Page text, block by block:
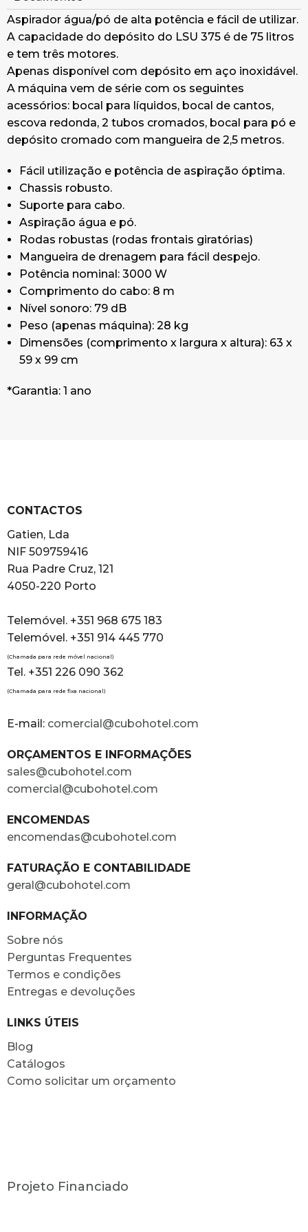
Aspirador água/pó de alta potência e fácil de utilizar.
A capacidade do depósito do LSU 375 é de 75 litros
e tem três motores.
Apenas disponível com depósito em aço inoxidável.
A máquina vem de série com os seguintes
acessórios: bocal para líquidos, bocal de cantos,
escova redonda, 2 tubos cromados, bocal para pó e
depósito cromado com mangueira de 2,5 metros.
Fácil utilização e potência de aspiração óptima.
Chassis robusto.
Suporte para cabo.
Aspiração água e pó.
Rodas robustas (rodas frontais giratórias)
Mangueira de drenagem para fácil despejo.
Potência nominal: 3000 W
Comprimento do cabo: 8 m
Nível sonoro: 79 dB
Peso (apenas máquina): 28 kg
Dimensões (comprimento x largura x altura): 63 x
59 x 99 cm
*Garantia: 1 ano
CONTACTOS
Gatien, Lda
NIF 509759416
Rua Padre Cruz, 121
4050-220 Porto
Telemóvel. +351 968 675 183
Telemóvel. +351 914 445 770
(Chamada para rede móvel nacional)
Tel. +351 226 090 362
(Chamada para rede fixa nacional)
E-mail: comercial@cubohotel.com
ORÇAMENTOS E INFORMAÇÕES
sales@cubohotel.com
comercial@cubohotel.com
ENCOMENDAS
encomendas@cubohotel.com
FATURAÇÃO E CONTABILIDADE
geral@cubohotel.com
INFORMAÇÃO
Sobre nós
Perguntas Frequentes
Termos e condições
Entregas e devoluções
LINKS ÚTEIS
Blog
Catálogos
Como solicitar um orçamento
Projeto Financiado